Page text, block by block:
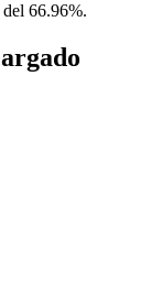
66.96%.